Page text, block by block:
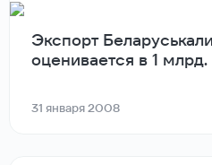
Экспорт
оценивается в 1
31 января 2008